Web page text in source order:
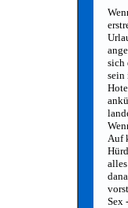
sich
sein
Auf
Sex